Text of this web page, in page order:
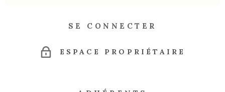
SE CONNECTER
ESPACE PROPRIÉTAIRE